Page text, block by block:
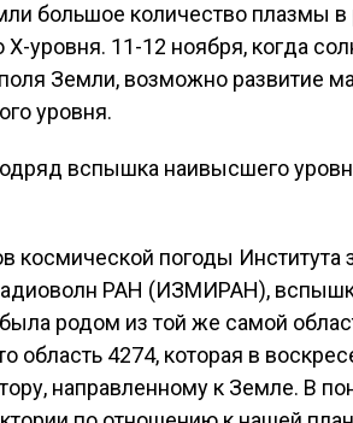
большое количество плазмы в
уровня. 11-12 ноября, когда
Земли, возможно развитие
уровня.
космической погоды Института
РАН (ИЗМИРАН),
родом из той же самой
область 4274, которая в
направленному к Земле. В